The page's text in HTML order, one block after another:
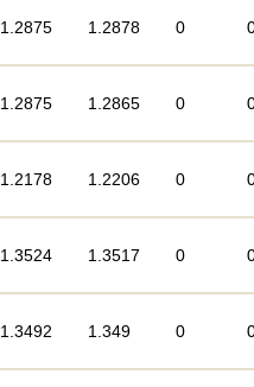
1.2875 1.2878 0
1.2875 1.2865 0
1.2178 1.2206 0
1.3524 1.3517 0
1.3492 1.349 0